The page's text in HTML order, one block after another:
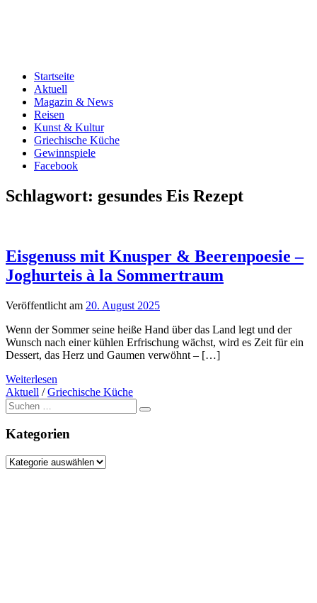
Startseite
Aktuell
Magazin & News
Reisen
Kunst & Kultur
Griechische Küche
Gewinnspiele
Facebook
Schlagwort: gesundes Eis Rezept
Eisgenuss mit Knusper & Beerenpoesie –
Joghurteis à la Sommertraum
Veröffentlicht am 20. August 2025
Wenn der Sommer seine heiße Hand über das Land legt und der
Wunsch nach einer kühlen Erfrischung wächst, wird es Zeit für ein
Dessert, das Herz und Gaumen verwöhnt – […]
Weiterlesen
Aktuell /Griechische Küche
Suche
nach:
Kategorien
Kategorien